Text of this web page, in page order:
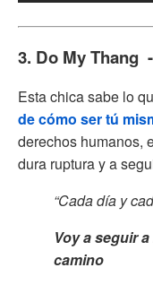
3. Do My Thang
Esta chica sabe lo
de cómo ser tú
derechos humanos,
dura ruptura y a
“Cada día y
Voy a seguir
camino